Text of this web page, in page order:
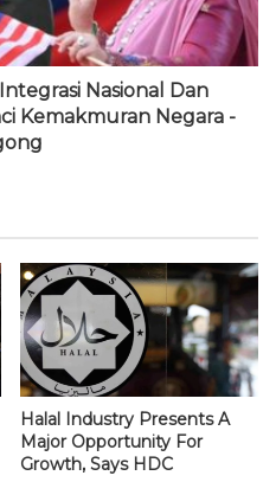
Nasional Dan
Kemakmuran Negara -
Halal Industry Presents A
Major Opportunity For
Growth, Says HDC